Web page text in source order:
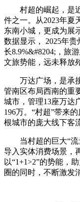
村超的崛起，是
件之一。从2023年夏
东南小城，更成为展
数据显示， 2025年
长8.9%&#8204;，旅
文旅势能，远未释放
万达广场，是承
管南区布局西南的重
城市，管理13座万达
196万。“村超”带来
根城市的庞大线下客
当村超的巨大“
导入实体消费场景，
以“1+1>2”的势能，
圈的同时，不断激发